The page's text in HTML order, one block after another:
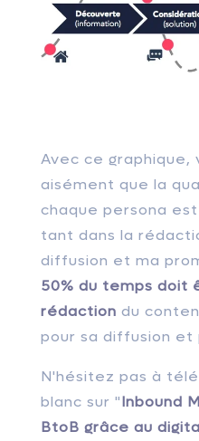
Avec ce graphique,
aisément que la
chaque persona
tant dans la
diffusion et ma
50% du temps doit
rédaction du
pour sa diffusion et
N'hésitez pas à
blanc sur "Inbound
BtoB grâce au